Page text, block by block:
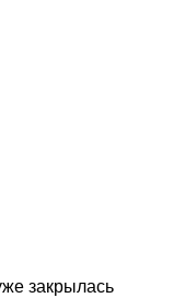
закрылась